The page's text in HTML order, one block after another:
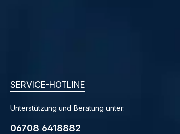
SERVICE-HOTLINE
Unterstützung und Beratung unter:
06708 6418882